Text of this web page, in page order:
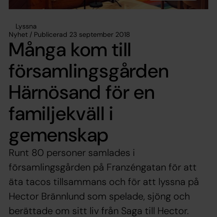
Lyssna
Nyhet / Publicerad 23 september 2018
Många kom till
församlingsgården
Härnösand för en
familjekväll i
gemenskap
Runt 80 personer samlades i
församlingsgården på Franzéngatan för att
äta tacos tillsammans och för att lyssna på
Hector Brännlund som spelade, sjöng och
berättade om sitt liv från Saga till Hector.